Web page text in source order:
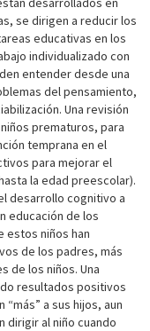
se dirigen a reducir los
educativas en los
individualizado con
entender desde una
del pensamiento,
Una revisión
prematuros, para
temprana en el
para mejorar el
la edad preescolar).
desarrollo cognitivo a
educación de los
estos niños han
de los padres, más
de los niños. Una
resultados positivos
a sus hijos, aun
dirigir al niño cuando